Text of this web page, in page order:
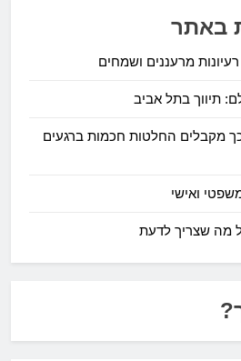
באתר
תיווך בתל אביב
מקבלים החלטות חכמות ברגעים
ואישי
מה שצריך לדעת